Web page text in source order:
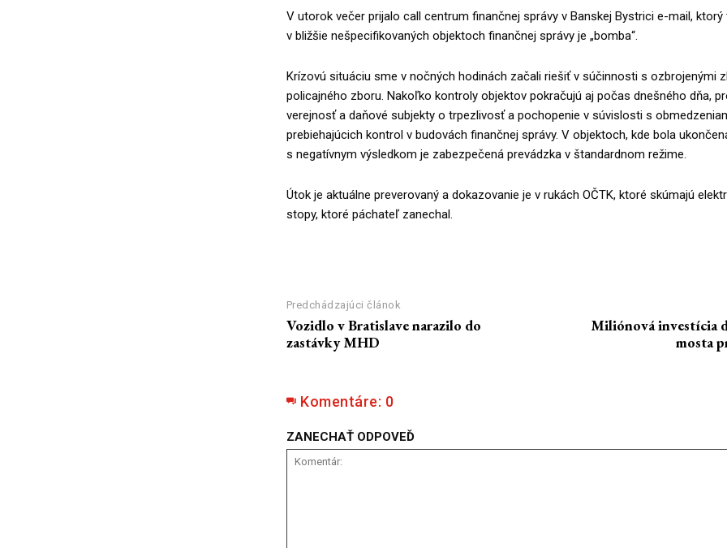
V utorok večer prijalo call centrum finančnej správy v Banskej Bystrici e-mail, ktorý
v bližšie nešpecifikovaných objektoch finančnej správy je „bomba“.
Krízovú situáciu sme v nočných hodinách začali riešiť v súčinnosti s ozbrojenými
policajného zboru. Nakoľko kontroly objektov pokračujú aj počas dnešného dňa,
verejnosť a daňové subjekty o trpezlivosť a pochopenie v súvislosti s
prebiehajúcich kontrol v budovách finančnej správy. V objektoch, kde bola
s negatívnym výsledkom je zabezpečená prevádzka v štandardnom režime.
Útok je aktuálne preverovaný a dokazovanie je v rukách OČTK, ktoré skúmajú
stopy, ktoré páchateľ zanechal.
Predchádzajúci článok
Vozidlo v Bratislave narazilo do
zastávky MHD
Miliónová investícia
mosta
Komentáre: 0
ZANECHAŤ ODPOVEĎ